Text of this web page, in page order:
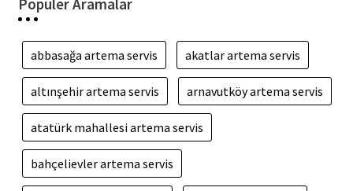
Popüler Aramalar
abbasağa artema servis akatlar artema servis
altınşehir artema servis arnavutköy artema servis
atatürk mahallesi artema servis
bahçelievler artema servis